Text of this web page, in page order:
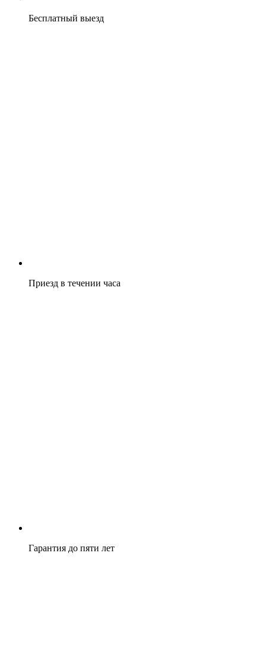
Бесплатный выезд
Приезд в течении часа
Гарантия до пяти лет